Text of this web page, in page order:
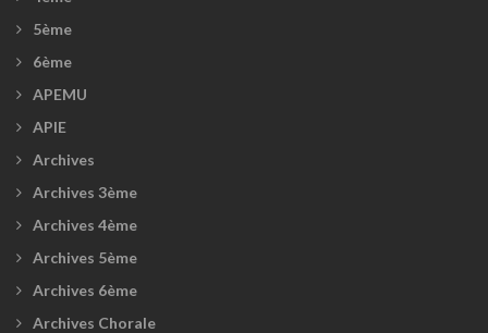
5ème
6ème
APEMU
APIE
Archives
Archives 3ème
Archives 4ème
Archives 5ème
Archives 6ème
Archives Chorale